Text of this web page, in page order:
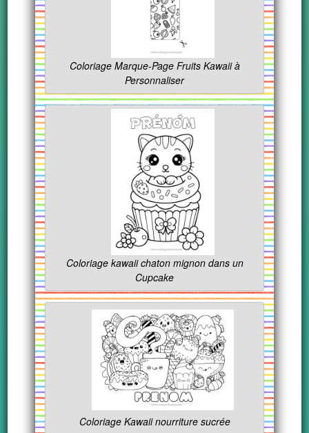
Coloriage Marque-Page Fruits Kawaii à
Personnaliser
Coloriage kawaii chaton mignon dans un
Cupcake
Coloriage Kawaii nourriture sucrée